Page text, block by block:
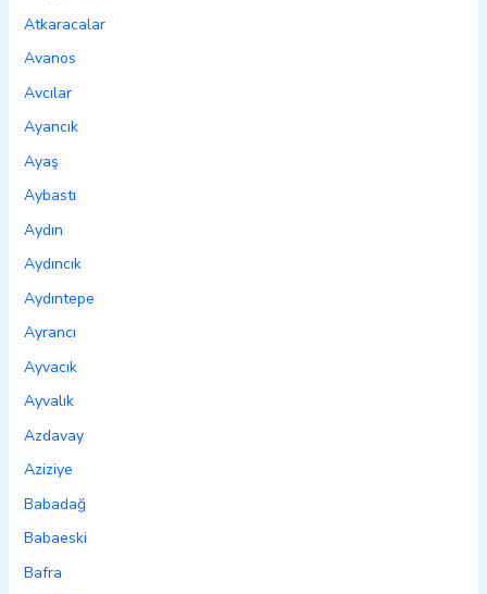
Atkaracalar
Avanos
Avcılar
Ayancık
Ayaş
Aybastı
Aydın
Aydıncık
Aydıntepe
Ayrancı
Ayvacık
Ayvalık
Azdavay
Aziziye
Babadağ
Babaeski
Bafra